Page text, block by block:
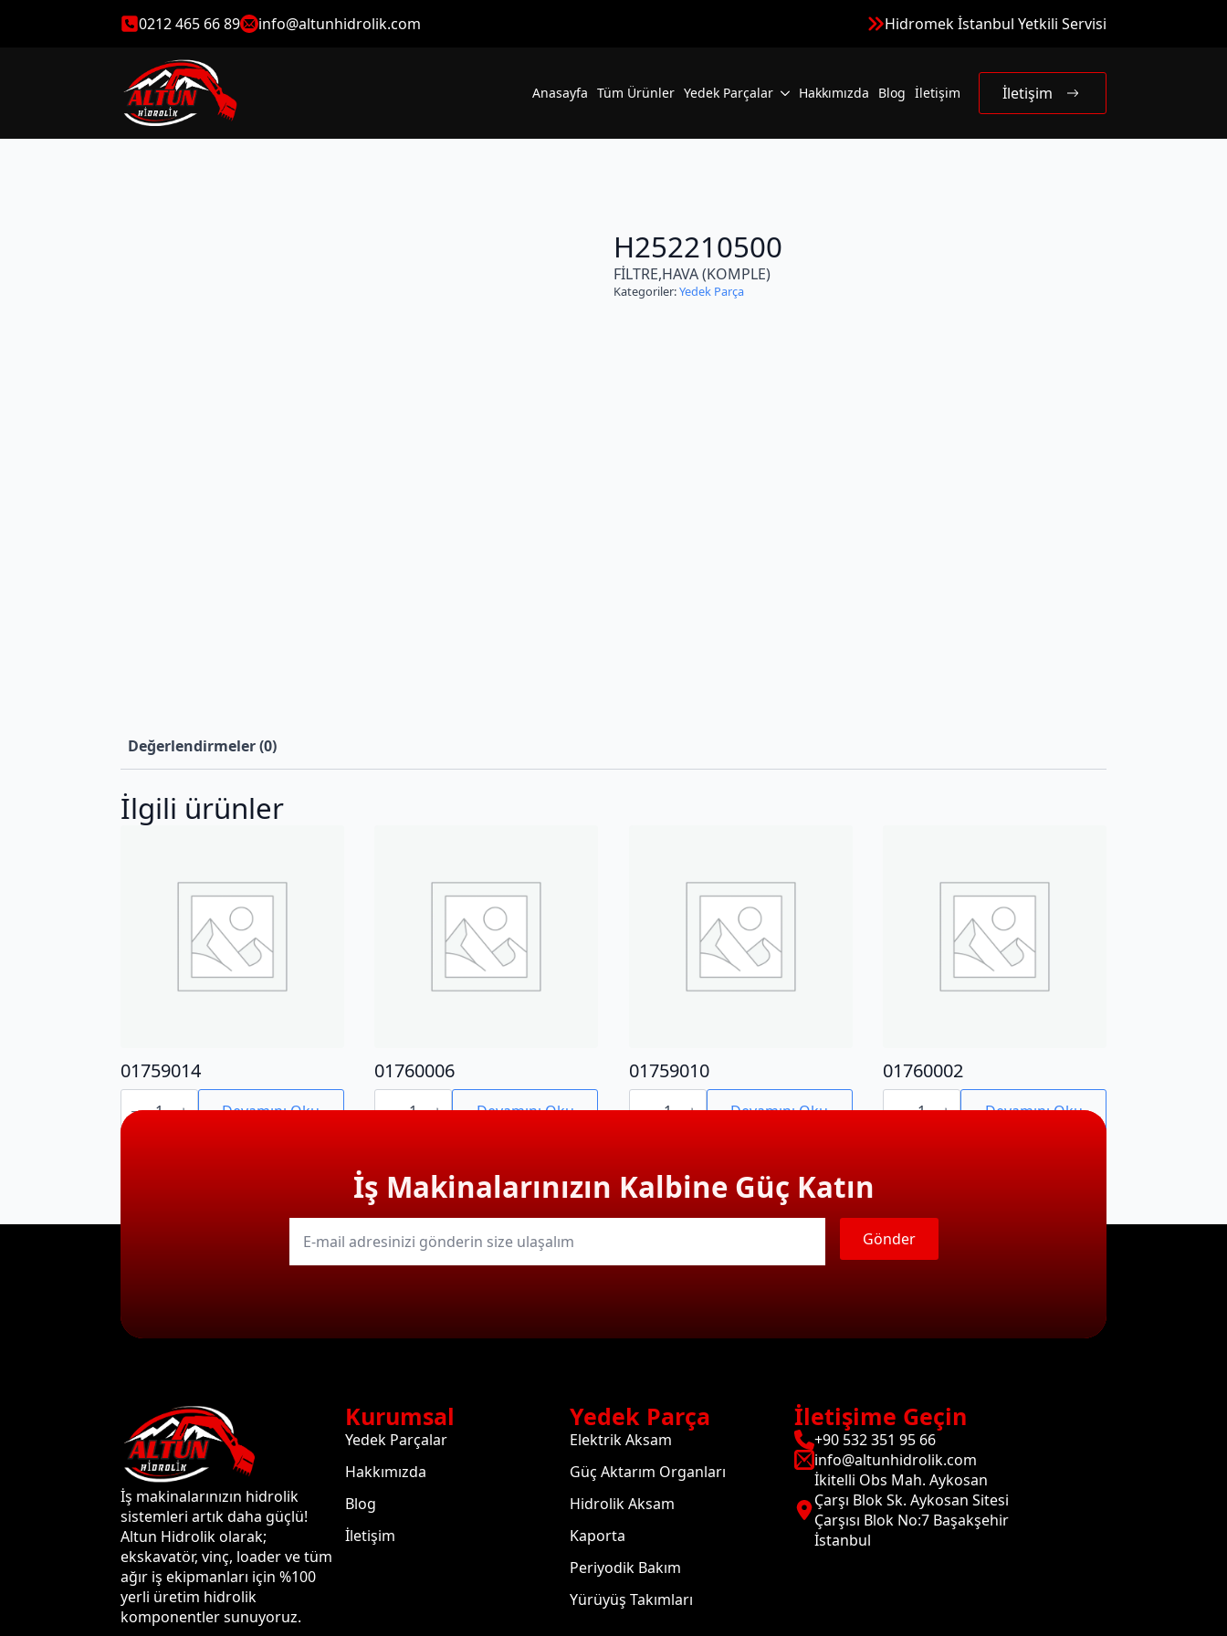
0212 465 66 89 info@altunhidrolik.com Hidromek İstanbul Yetkili Servisi
Anasayfa Tüm Ürünler Yedek Parçalar Hakkımızda Blog İletişim İletişim
H252210500
FİLTRE,HAVA (KOMPLE)
Kategoriler:Yedek Parça
Değerlendirmeler (0)
İlgili ürünler
01759014
01759014
adet Devamını Oku
01760006
01760006
adet Devamını Oku
01759010
01759010
adet Devamını Oku
01760002
01760002
adet Devamını Oku
İş Makinalarınızın Kalbine Güç Katın
E-
mail Gönder
İş makinalarınızın hidrolik
sistemleri artık daha güçlü!
Altun Hidrolik olarak;
ekskavatör, vinç, loader ve tüm
ağır iş ekipmanları için %100
yerli üretim hidrolik
komponentler sunuyoruz.
Kurumsal
Yedek Parçalar
Hakkımızda
Blog
İletişim
Yedek Parça
Elektrik Aksam
Güç Aktarım Organları
Hidrolik Aksam
Kaporta
Periyodik Bakım
Yürüyüş Takımları
İletişime Geçin
+90 532 351 95 66
info@altunhidrolik.com
İkitelli Obs Mah. Aykosan
Çarşı Blok Sk. Aykosan Sitesi
Çarşısı Blok No:7 Başakşehir
İstanbul